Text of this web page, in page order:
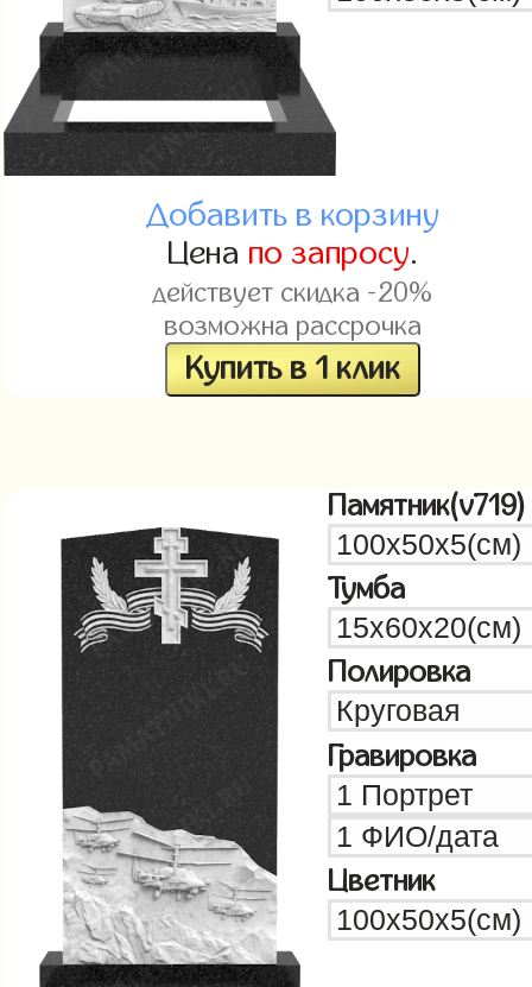
Добавить в корзину
Цена по запросу.
действует скидка -20%
возможна рассрочка
Купить в 1 клик
Памятник(v719)
Тумба
Полировка
Гравировка
Цветник